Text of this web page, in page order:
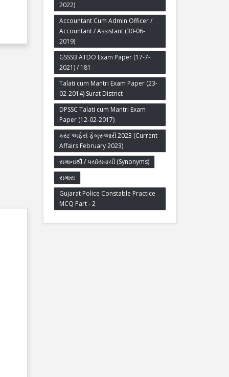
2022)
Accountant Cum Admin Officer /
Accountant / Assistant (30-06-
2019)
GSSSB ATDO Exam Paper (17-7-
2021) / 181
Talati cum Mantri Exam Paper (23-
02-2014) Surat District
DPSSC Talati cum Mantri Exam
Paper (12-02-2017)
કરંટ અફેર્સ ફેબ્રુઆરી 2023 (Current
Affairs February 2023)
સમાનાર્થી / પર્યાયવાચી (Synonyms)
સમાસ
Gujarat Police Constable Practice
MCQ Part - 2